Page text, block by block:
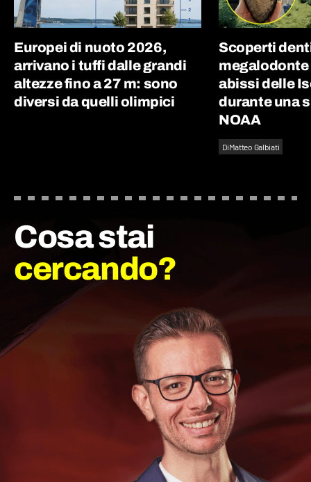
Europei di nuoto 2026,
arrivano i tuffi dalle grandi
altezze fino a 27 m: sono
diversi da quelli olimpici
Scoperti
megalodonte
abissi delle
durante una
NOAA
DiMatteo Galbiati
Cosa stai
cercando?